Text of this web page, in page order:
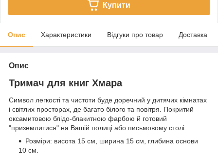
Купити
Опис Характеристики Відгуки про товар Доставка
Опис
Тримач для книг Хмара
Символ легкості та чистоти буде доречний у дитячих кімнатах
і світлих просторах, де багато білого та повітря. Покритий
оксамитовою блідо-блакитною фарбою й готовий
"приземлитися" на Вашій полиці або письмовому столі.
Розміри: висота 15 см, ширина 15 см, глибина основи
10 см.